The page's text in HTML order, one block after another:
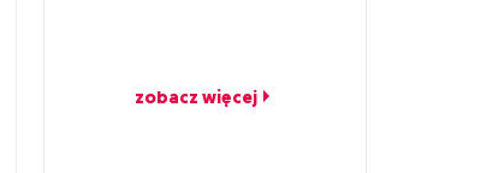
zobacz więcej